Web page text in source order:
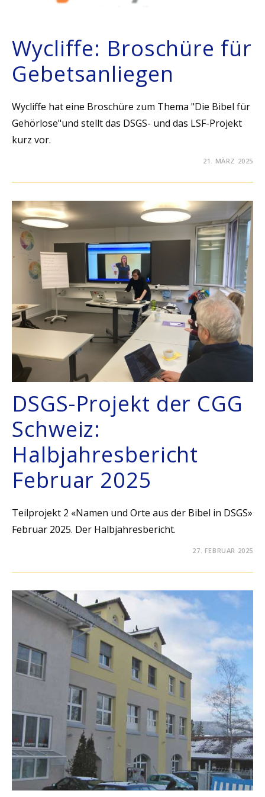
Wycliffe: Broschüre für
Gebetsanliegen
Wycliffe hat eine Broschüre zum Thema "Die Bibel für
Gehörlose"und stellt das DSGS- und das LSF-Projekt
kurz vor.
21. MÄRZ 2025
DSGS-Projekt der CGG
Schweiz:
Halbjahresbericht
Februar 2025
Teilprojekt 2 «Namen und Orte aus der Bibel in DSGS»
Februar 2025. Der Halbjahresbericht.
27. FEBRUAR 2025